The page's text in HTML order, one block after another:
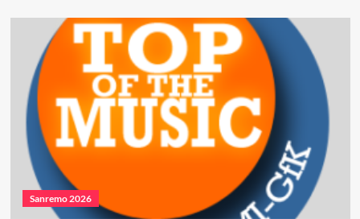
Sanremo 2026